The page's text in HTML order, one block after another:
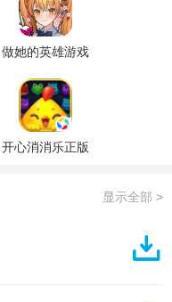
做她的英雄游戏
开心消消乐正版
显示全部 >